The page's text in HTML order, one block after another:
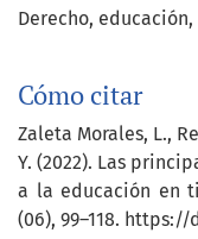
Derecho educación
Cómo citar
Zaleta Morales, L.,
Y. (2022). Las
a la educación en
(06), 99–118.